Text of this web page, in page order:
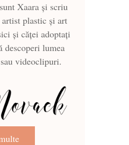
Xaara și scriu
plastic și art
și căței adoptați
descoperi lumea
videoclipuri.